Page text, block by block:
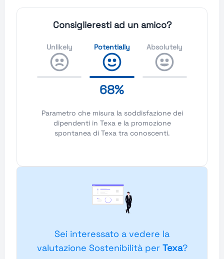
Consiglieresti ad un amico?
Unlikely Potentially
68%
Absolutely
Parametro che misura la soddisfazione dei
dipendenti in Texa e la promozione
spontanea di Texa tra conoscenti.
Sei interessato a vedere la
valutazione Sostenibilità per Texa?